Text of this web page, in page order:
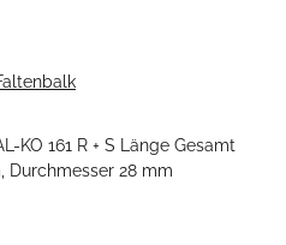
KO 161 R + S Länge Gesamt
Durchmesser 28 mm